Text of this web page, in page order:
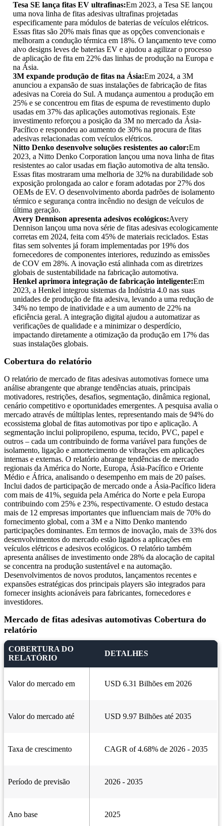
Tesa SE lança fitas EV ultrafinas:Em 2023, a Tesa SE lançou
uma nova linha de fitas adesivas ultrafinas projetadas
especificamente para módulos de baterias de veículos elétricos.
Essas fitas são 20% mais finas que as opções convencionais e
melhoram a condução térmica em 18%. O lançamento teve como
alvo designs leves de baterias EV e ajudou a agilizar o processo
de aplicação de fita em 22% das linhas de produção na Europa e
na Ásia.
3M expande produção de fitas na Ásia:Em 2024, a 3M
anunciou a expansão de suas instalações de fabricação de fitas
adesivas na Coreia do Sul. A mudança aumentou a produção em
25% e se concentrou em fitas de espuma de revestimento duplo
usadas em 37% das aplicações automotivas regionais. Este
investimento reforçou a posição da 3M no mercado da Ásia-
Pacífico e respondeu ao aumento de 30% na procura de fitas
adesivas relacionadas com veículos elétricos.
Nitto Denko desenvolve soluções resistentes ao calor:Em
2023, a Nitto Denko Corporation lançou uma nova linha de fitas
resistentes ao calor usadas em fiação automotiva de alta tensão.
Essas fitas mostraram uma melhoria de 32% na durabilidade sob
exposição prolongada ao calor e foram adotadas por 27% dos
OEMs de EV. O desenvolvimento aborda padrões de isolamento
térmico e segurança contra incêndio no design de veículos de
última geração.
Avery Dennison apresenta adesivos ecológicos:Avery
Dennison lançou uma nova série de fitas adesivas ecologicamente
corretas em 2024, feita com 45% de materiais reciclados. Estas
fitas sem solventes já foram implementadas por 19% dos
fornecedores de componentes interiores, reduzindo as emissões
de COV em 28%. A inovação está alinhada com as diretrizes
globais de sustentabilidade na fabricação automotiva.
Henkel aprimora integração de fabricação inteligente:Em
2023, a Henkel integrou sistemas da Indústria 4.0 nas suas
unidades de produção de fita adesiva, levando a uma redução de
34% no tempo de inatividade e a um aumento de 22% na
eficiência geral. A integração digital ajudou a automatizar as
verificações de qualidade e a minimizar o desperdício,
impactando diretamente a otimização da produção em 17% das
suas instalações globais.
Cobertura do relatório
O relatório de mercado de fitas adesivas automotivas fornece uma
análise abrangente que abrange tendências atuais, principais
motivadores, restrições, desafios, segmentação, dinâmica regional,
cenário competitivo e oportunidades emergentes. A pesquisa avalia o
mercado através de múltiplas lentes, representando mais de 94% do
ecossistema global de fitas automotivas por tipo e aplicação. A
segmentação inclui polipropileno, espuma, tecido, PVC, papel e
outros – cada um contribuindo de forma variável para funções de
isolamento, ligação e amortecimento de vibrações em aplicações
internas e externas. O relatório abrange tendências de mercado
regionais da América do Norte, Europa, Ásia-Pacífico e Oriente
Médio e África, analisando o desempenho em mais de 20 países.
Inclui dados de participação de mercado onde a Ásia-Pacífico lidera
com mais de 41%, seguida pela América do Norte e pela Europa
contribuindo com 25% e 23%, respectivamente. O estudo destaca
mais de 12 empresas importantes que influenciam mais de 70% do
fornecimento global, com a 3M e a Nitto Denko mantendo
participações dominantes. Em termos de inovação, mais de 33% dos
desenvolvimentos do mercado estão ligados a aplicações em
veículos elétricos e adesivos ecológicos. O relatório também
apresenta análises de investimento onde 28% da alocação de capital
se concentra na produção sustentável e na automação.
Desenvolvimentos de novos produtos, lançamentos recentes e
expansões estratégicas dos principais players são integrados para
fornecer insights acionáveis ​​para fabricantes, fornecedores e
investidores.
Mercado de fitas adesivas automotivas Cobertura do
relatório
COBERTURA DO
RELATÓRIO
DETALHES
Valor do mercado em USD 6.31 Bilhões em 2026
Valor do mercado até USD 9.97 Bilhões até 2035
Taxa de crescimento CAGR of 4.68% de 2026 - 2035
Período de previsão 2026 - 2035
Ano base 2025